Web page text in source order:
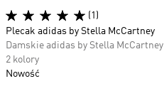
(1)
Plecak adidas by Stella McCartney
Damskie adidas by Stella McCartney
2 kolory
Nowość